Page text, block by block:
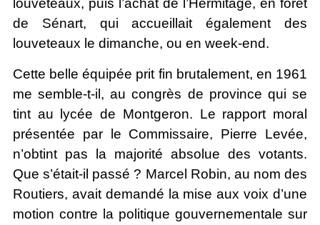
louveteaux, puis l’achat de l’Hermitage, en forêt
de Sénart, qui accueillait également des
louveteaux le dimanche, ou en week-end.
Cette belle équipée prit fin brutalement, en 1961
me semble-t-il, au congrès de province qui se
tint au lycée de Montgeron. Le rapport moral
présentée par le Commissaire, Pierre Levée,
n’obtint pas la majorité absolue des votants.
Que s’était-il passé ? Marcel Robin, au nom des
Routiers, avait demandé la mise aux voix d’une
motion contre la politique gouvernementale sur